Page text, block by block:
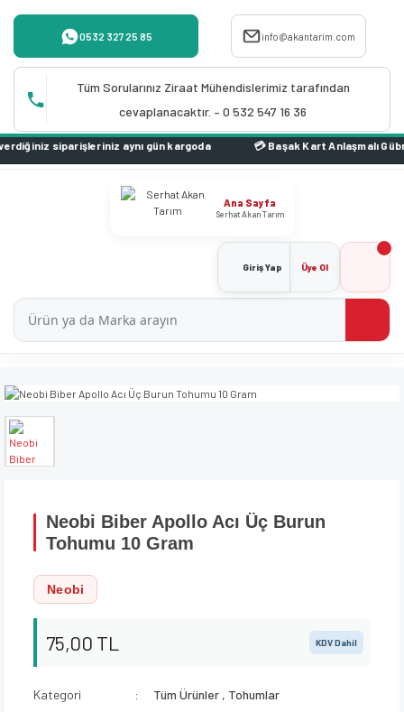
0532 327 25 85 info@akantarim.com
Tüm Sorularınız Ziraat Mühendislerimiz tarafından
cevaplanacaktır. – 0 532 547 16 36
siparişleriniz aynı gün kargoda
Ana Sayfa
Serhat Akan Tarım
Giriş Yap Üye Ol
Neobi Biber Apollo Acı Üç Burun
Tohumu 10 Gram
Neobi
75,00 TL KDV Dahil
Kategori Tüm Ürünler , Tohumlar